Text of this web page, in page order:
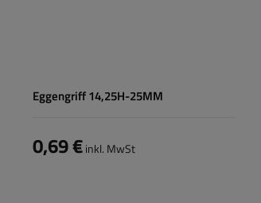
Eggengriff 14,25H-25MM
0,69 €inkl. MwSt